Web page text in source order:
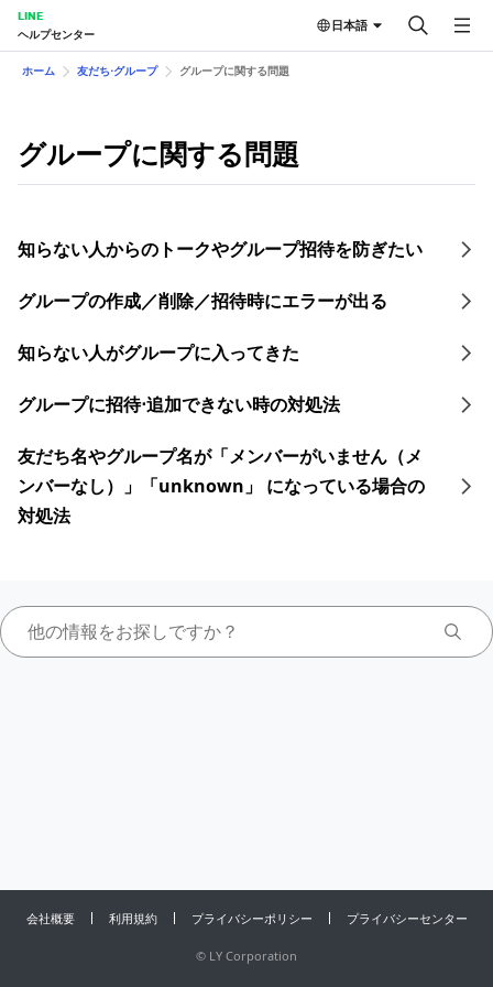
LINE
ヘルプセンター
日本語
ホーム 友だち⋅グループ グループに関する問題
グループに関する問題
知らない人からのトークやグループ招待を防ぎたい
グループの作成／削除／招待時にエラーが出る
知らない人がグループに入ってきた
グループに招待⋅追加できない時の対処法
友だち名やグループ名が「メンバーがいません（メ
ンバーなし）」「unknown」 になっている場合の
対処法
会社概要 利用規約 プライバシーポリシー プライバシーセンター
© LY Corporation